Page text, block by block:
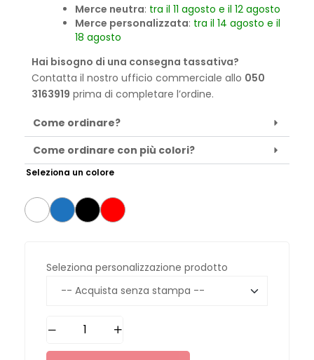
Merce neutra: tra il 11 agosto e il 12 agosto
Merce personalizzata: tra il 14 agosto e il
18 agosto
Hai bisogno di una consegna tassativa?
Contatta il nostro ufficio commerciale allo 050
3163919 prima di completare l’ordine.
Come ordinare?
Come ordinare con più colori?
Seleziona un colore
Seleziona personalizzazione prodotto